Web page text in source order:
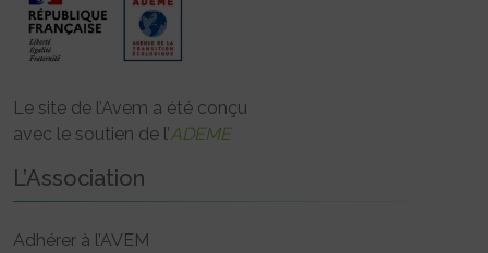
Le site de l’Avem a été conçu
avec le soutien de l’ADEME
L’Association
Adhérer à l’AVEM